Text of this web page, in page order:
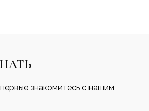
знакомитесь с нашим